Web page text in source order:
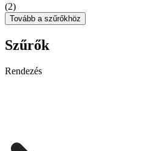
(2)
Tovább a szűrőkhöz
Szűrők
Rendezés